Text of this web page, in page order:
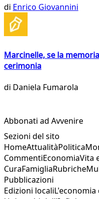
di Enrico Giovannini
Marcinelle, se la
cerimonia
di Daniela Fumarola
Abbonati ad Avvenire
Sezioni del sito
HomeAttualitàPolitica
CommentiEconomiaVita
CuraFamigliaRubriche
Pubblicazioni
Edizioni localiL'economia